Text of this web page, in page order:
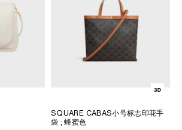
SQUARE CABAS小号标志印花手
袋 ; 蜂蜜色